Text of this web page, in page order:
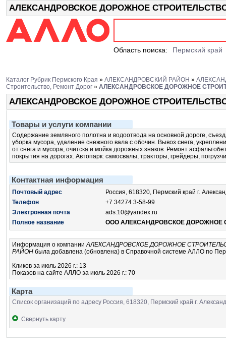
АЛЕКСАНДРОВСКОЕ ДОРОЖНОЕ СТРОИТЕЛЬСТВО,
Область поиска: Пермский край
Каталог Рубрик Пермского Края » АЛЕКСАНДРОВСКИЙ РАЙОН »
Строительство, Ремонт Дорог » АЛЕКСАНДРОВСКОЕ ДОРОЖНОЕ
АЛЕКСАНДРОВСКОЕ ДОРОЖНОЕ
Товары и услуги компании
Содержание земляного полотна и водоотвода на основной дороге,
уборка мусора, удаление снежного вала с обочин. Вывоз снега,
от снега и мусора, очитска и мойка дорожных знаков. Ремонт
покрытия на дорогах. Автопарк: самосвалы, тракторы, грейдеры,
Контактная информация
Почтовый адрес
Россия, 618320, Пермский край г.
Телефон
+7 34274 3-58-99
Электронная почта
ads.10@yandex.ru
Полное название
ООО АЛЕКСАНДРОВСКОЕ ДОРОЖНОЕ
Информация о компанииАЛЕКСАНДРОВСКОЕ ДОРОЖНОЕ
РАЙОН была добавлена (обновлена) в Справочной системе АЛЛО по
Кликов за июль 2026 г.: 13
Показов на сайте АЛЛО за июль 2026 г.: 70
Карта
Список организаций по адресу Россия, 618320, Пермский край г.
Свернуть карту